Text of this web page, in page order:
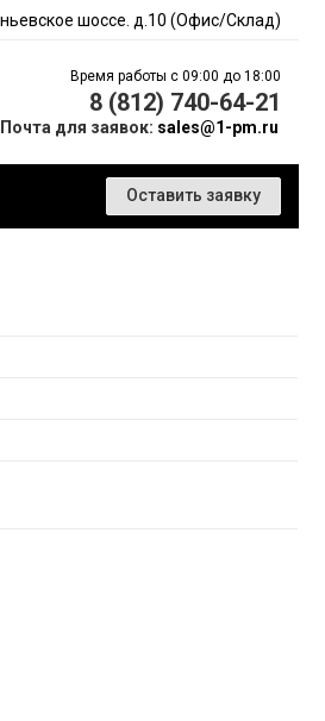
шоссе. д.10 (Офис/Склад)
Время работы с 09:00 до 18:00
8 (812) 740-64-21
Почта для заявок: sales@1-pm.ru
Оставить заявку